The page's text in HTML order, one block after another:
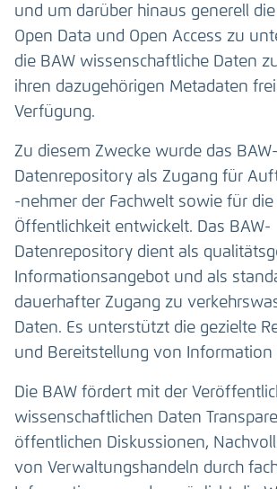
und um darüber hinaus generell
Open Data und Open Access zu
die BAW wissenschaftliche Daten
ihren dazugehörigen Metadaten
Verfügung.
Zu diesem Zwecke wurde das BAW-
Datenrepository als Zugang für
-nehmer der Fachwelt sowie für
Öffentlichkeit entwickelt. Das BAW-
Datenrepository dient als
Informationsangebot und als
dauerhafter Zugang zu
Daten. Es unterstützt die gezielte
und Bereitstellung von Information
Die BAW fördert mit der
wissenschaftlichen Daten
öffentlichen Diskussionen,
von Verwaltungshandeln durch